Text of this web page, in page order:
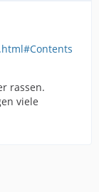
rassen.
viele